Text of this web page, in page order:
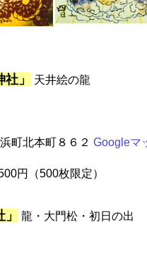
社」 天井絵の龍
町北本町８６２ Googleマ
円（500枚限定）
龍・大門松・初日の出